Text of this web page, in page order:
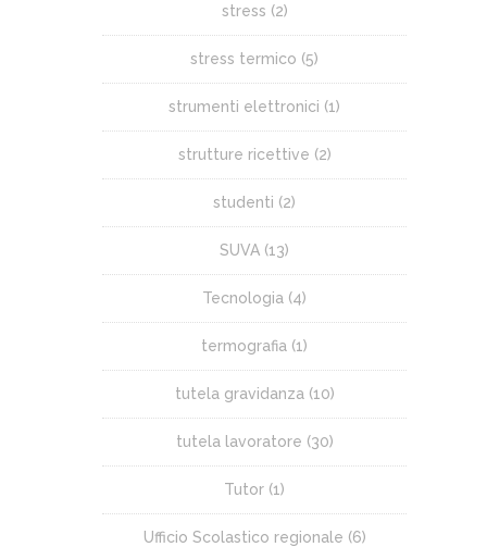
stress (2)
stress termico (5)
strumenti elettronici (1)
strutture ricettive (2)
studenti (2)
SUVA (13)
Tecnologia (4)
termografia (1)
tutela gravidanza (10)
tutela lavoratore (30)
Tutor (1)
Ufficio Scolastico regionale (6)